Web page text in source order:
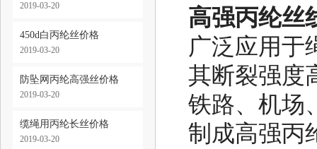
2019-03-20
450d白丙纶丝价格
2019-03-20
防坠网丙纶高强丝价格
2019-03-20
缆绳用丙纶长丝价格
2019-03-20
高强丙纶丝
广泛应用于
其断裂强度
铁路、机场
制成高强丙